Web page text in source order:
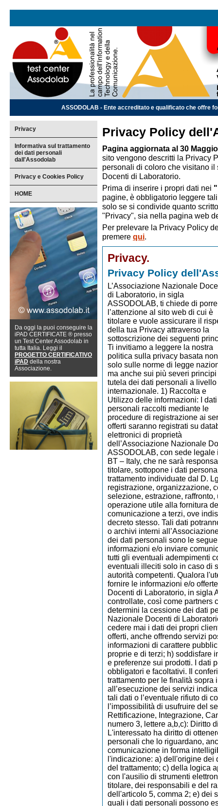
ASSODOLAB - Ente accreditato e qualificato che offre
Privacy
Informativa sul trattamento
dei dati personali
dall'Assodolab
Privacy e Cookies Policy
HOME
Da oggi la puoi conseguire la
iPAD CERTIFICATE ® presso
un Test Center Assodolab in
tutta Italia. Leggi il
PROGETTO CERTIFICATIVO
iPAD della nostra
Associazione.
Privacy Policy
Pagina aggiornata al 30
sito vengono descritti la Privacy
personali di coloro che visitano
Docenti di Laboratorio.
Prima di inserire i propri dati nei
pagine, è obbligatorio leggere
solo se si condivide quanto
"Privacy", sia nella pagina web
Per prelevare la Privacy Policy
premere qui.
Privacy.
Privacy Policy
L’Associazione Nazionale Docenti di Laboratorio, in sigla ASSODOLAB, ti chiede di porre l’attenzione al sito web di cui è titolare e vuole assicurare il rispetto della tua Privacy attraverso la sottoscrizione dei seguenti principi. Ti invitiamo a leggere la nostra politica sulla privacy basata non solo sulle norme di legge nazionali ma anche sui più severi principi di tutela dei dati personali a livello internazionale. 1) Raccolta e Utilizzo delle informazioni: I dati personali raccolti mediante le procedure di registrazione ai servizi offerti saranno registrati su database elettronici di proprietà dell’Associazione Nazionale Docenti di Laboratorio, in sigla ASSODOLAB, con sede legale in Via Cavour, 74 – 76015 TRINITAPOLI BT – Italy, che ne sarà responsabile per il trattamento, nella persona del titolare, sottopone i dati personali degli utenti a tutte le operazioni di trattamento individuate dal D. Lgs. 196/2003 – ovvero: raccolta, registrazione, organizzazione, conservazione, elaborazione, modifica, selezione, estrazione, raffronto, utilizzo, interconnessione ed ogni altra operazione utile alla fornitura dei servizi richiestici, ivi compresa la comunicazione a terzi, ove indispensabile a norma delle disposizioni del decreto stesso. Tali dati potranno anche essere organizzati in banche dati o archivi interni all’Associazione. In particolare, le finalità del trattamento dei dati personali sono le seguenti: a) fornire i servizi previsti; b) fornire le informazioni e/o inviare comunicazioni relative al servizio; c) provvedere a tutti gli eventuali adempimenti contabili e fiscali; d) risalire ad autori di eventuali illeciti solo in caso di specifiche richieste e per conto delle autorità competenti. Qualora l'utente abbia prestato idoneo consenso: e) fornire le informazioni e/o offerte sui servizi che l’Associazione Nazionale Docenti di Laboratorio, in sigla ASSODOLAB, e/o società affiliate e/o controllate, così come partners commerciali ed outsourcers, senza che ciò determini la cessione dei dati personali a soggetti terzi. L’Associazione Nazionale Docenti di Laboratorio, in sigla ASSODOLAB, si impegna a non cedere mai i dati dei propri clienti a terzi; f) verificare la qualità dei servizi offerti, anche offrendo servizi post-vendita; g) inviare comunicazioni ed informazioni di carattere pubblicitario relative a prodotti ed iniziative proprie e di terzi; h) soddisfare indagini di mercato e statistiche, marketing e preferenze sui prodotti. I dati personali sono suddivisi in due categorie: obbligatori e facoltativi. Il conferimento dei dati obbligatori ed il relativo trattamento per le finalità sopra indicate sono strettamente funzionali all’esecuzione dei servizi indicati. L’eventuale rifiuto dell’utente a fornire tali dati o l’eventuale rifiuto di consentire al loro trattamento comporterà l’impossibilità di usufruire del servizio offerto. 2) Aggiornamento, Rettificazione, Integrazione, Cancellazione dei tuoi dati (in base all’art. 7, numero 3, lettere a,b,c): Diritto di accesso ai dati personali ed altri diritti. L'interessato ha diritto di ottenere la conferma dell'esistenza o meno di dati personali che lo riguardano, anche se non ancora registrati, e la loro comunicazione in forma intelligibile. L'interessato ha diritto di ottenere l'indicazione: a) dell'origine dei dati personali; b) delle finalità e modalità del trattamento; c) della logica applicata in caso di trattamento effettuato con l'ausilio di strumenti elettronici; d) degli estremi identificativi del titolare, dei responsabili e del rappresentante designato ai sensi dell'articolo 5, comma 2; e) dei soggetti o delle categorie di soggetti ai quali i dati personali possono essere comunicati o che possono venirne a conoscenza in qualità di rappresentante designato nel territorio dello Stato, di responsabili o incaricati. L'interessato ha diritto di ottenere: a) l'aggiornamento, la rettificazione ovvero, quando vi ha interesse, l'integrazione dei dati; b) la cancellazione, la trasformazione in forma anonima o il blocco dei dati trattati in violazione di legge, compresi quelli di cui non è necessaria la conservazione in relazione agli scopi per i quali i dati sono stati raccolti o successivamente trattati; c) l'attestazione che le operazioni di cui alle lettere a) e b) sono state portate a conoscenza, anche per quanto riguarda il loro contenuto, di coloro ai quali i dati sono stati comunicati o diffusi, eccettuato il caso in cui tale adempimento si rivela impossibile o comporta un impiego di mezzi manifestamente sproporzionato rispetto al diritto tutelato. L'interessato ha diritto di opporsi, in tutto o in parte: a) per motivi legittimi al trattamento dei dati personali che lo riguardano, ancorché pertinenti allo scopo della raccolta; b) al trattamento di dati personali che lo riguardano a fini di invio di materiale pubblicitario o di vendita diretta o per il compimento di ricerche di mercato o di comunicazione commerciale. 3) A cosa si applica: La nostra politica sui dati personali che stai leggendo copre tutte le informazioni raccolte in questo o in altri siti ad esso collegati. 4) A cosa non si applica la nostra politica sulla privacy: A tutto quanto non dipende dalla nostra volontà, inclusi eventuali attacchi che possano essere messi in atto da hackers non prevedibili in base alle tecniche di protezione più aggiornate e che noi adottiamo. 5) Uso dei COOKIES: Questo sito potrebbe contenere dei cookies. I Cookies sono identificatori che un sito web può inviare al browser dell'utente per tenere traccia del computer e facilitare la successiva visita al sito. Puoi impostare il tuo computer per rifiutare i cookies all’interno del sito o per ricevere una notifica ogni volta che viene inviato un cookie. Tuttavia, alcune parti del sito web dell’Associazione Nazionale Docenti di Laboratorio, in sigla ASSODOLAB, potrebbero non funzionare correttamente se i cookies non sono accettati. 6) Uso degli indirizzi IP: Un indirizzo IP è un numero che viene assegnato automaticamente dal tuo Internet Provider (fornitore di accesso in rete) ogni volta in cui stai navigando on-line. Quando tu richiedi una pagina web del sito dell’Associazione Nazionale Docenti di Laboratorio, in sigla ASSODOLAB, il nostro server o quello offerto da altre aziende in modo gratuito ed inserito nelle nostre pagine web (Google Analytics, Histats ecc…) registra il tuo indirizzo IP e lo trasmette al sistema amministrativo al fine di riportare informazioni aggregate ai nostri pubblicitari e di ragionare sugli accessi al nostro sito da parte degli utenti. Non colleghiamo il tuo indirizzo IP ad alcun indirizzo o informazione personale che possa individuarti singolarmente, il che significa che la tua visita sul nostro sito è registrata, ma che tu lo fai in maniera totalmente anonima. 7) Obblighi contrattuali: In caso di acquisto sul sito Web, l'utente è tenuto a fornire il proprio nome, indirizzo per la fatturazione, indirizzo e-mail e le altre informazioni dei singoli “Moduli e/o Form” data di pagamento ecc… L’Associazione Nazionale Docenti di Laboratorio, in sigla ASSODOLAB, utilizzerà tali informazioni soltanto per l'elaborazione dell'ordine e per inviare informazioni specifiche rilevanti per il prodotto, come la ricevuta, la fattura o il codice di licenza. Le informazioni fornite non verranno utilizzate a fini non commerciali e non verranno vendute, trasmesse, concesse in licenza o inoltrate a terzi in altro modo. 8) MODIFICHE ALLA PRESENTE INFORMATIVA: L’Associazione Nazionale Docenti di Laboratorio, in sigla ASSODOLAB, aggiornerà periodicamente la presente Informativa sulla privacy, al fine di recepire le novità legislative e internazionali in materia. Ti invitiamo a rileggere periodicamente la nostra Privacy Policy. 9) Condivisione dei dati personali: L’Associazione Nazionale Docenti di Laboratorio, in sigla ASSODOLAB, ha scelto di condividere i dati raccolti solo alle seguenti condizioni: 1) nel caso in cui tu abbia rilasciato il consenso; 2) nel caso in cui ciò sia indispensabile per fornire il prodotto o il servizio da te richiesto. 10) Links – Siti collegati: Il sito Web dell’Associazione Nazionale Docenti di Laboratorio, in sigla ASSODOLAB, può contenere link ad altri siti. L’Associazione Nazionale Docenti di Laboratorio, in sigla ASSODOLAB, non esegue il monitoraggio né il controllo dei contenuti di tali siti Web, né verifica se tali siti raccolgano o elaborino i dati personali dell'utente. Di conseguenza,